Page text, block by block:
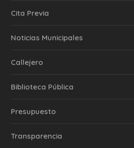
Cita Previa
‎Noticias Municipales
Callejero
Biblioteca Pública
Presupuesto
Transparencia